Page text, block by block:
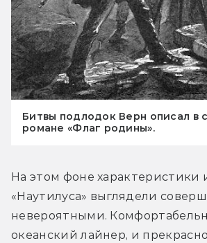
Битвы подлодок Верн описал в
романе «Флаг родины».
На этом фоне характеристики
«Наутилуса» выглядели
невероятными.
океанский лайнер, и прекрасно